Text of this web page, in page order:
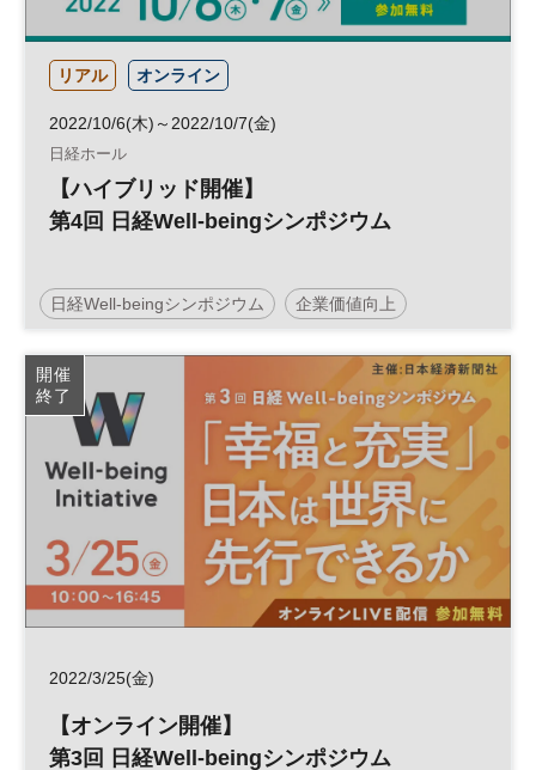
リアル オンライン
2022/10/6(木)～2022/10/7(金)
日経ホール
【ハイブリッド開催】
第4回 日経Well-beingシンポジウム
日経Well-beingシンポジウム 企業価値向上
人的資本経営 パーパス 企業価値
ウェルビーイング Well-being 経営 健康
参加無料
開催
終了
2022/3/25(金)
【オンライン開催】
第3回 日経Well-beingシンポジウム